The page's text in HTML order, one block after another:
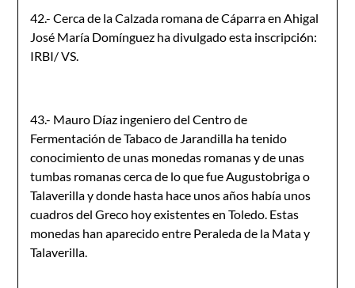
42.- Cerca de la Calzada romana de Cáparra en Ahigal
José María Domínguez ha divulgado esta inscripci6n:
IRBI/ VS.
43.- Mauro Díaz ingeniero del Centro de
Fermentación de Tabaco de Jarandilla ha tenido
conocimiento de unas monedas romanas y de unas
tumbas romanas cerca de lo que fue Augustobriga o
Talaverilla y donde hasta hace unos años había unos
cuadros del Greco hoy existentes en Toledo. Estas
monedas han aparecido entre Peraleda de la Mata y
Talaverilla.